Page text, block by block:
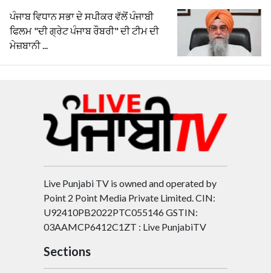
ਪੰਜਾਬ ਵਿਧਾਨ ਸਭਾ ਦੇ ਸਪੀਕਰ ਵੱਲੋਂ ਪੰਜਾਬੀ
ਫਿਲਮ "ਦੀ ਗ੍ਰੇਟ ਪੰਜਾਬ ਰੌਬਰੀ" ਦੀ ਟੀਮ ਦੀ
ਮੇਜ਼ਬਾਨੀ ...
Live Punjabi TV is owned and operated by
Point 2 Point Media Private Limited. CIN:
U92410PB2022PTC055146 GSTIN:
03AAMCP6412C1ZT : Live PunjabiTV
Sections